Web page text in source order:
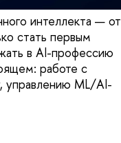
интеллекта — от
стать первым
в AI-профессию
работе с
управлению ML/AI-